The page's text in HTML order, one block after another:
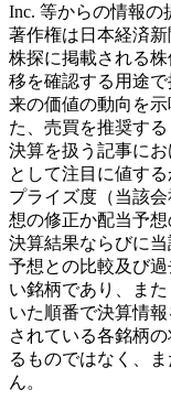
Inc. 等からの情報
著作権は日本経済新
株探に掲載される
移を確認する用途
来の価値の動向を
た、売買を推奨する
決算を扱う記事に
として注目に値す
プライズ度（当該
想の修正か配当予
決算結果ならびに
予想との比較及び
い銘柄であり、ま
いた順番で決算情
されている各銘柄
るものではなく、
ん。